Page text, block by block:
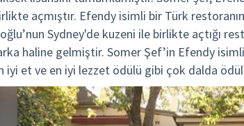
açmıştır. Efendy isimli bir Türk
Sydney'de kuzeni ile birlikte açtığı
haline gelmiştir. Somer Şef’in Efendy
iyi et ve en iyi lezzet ödülü gibi çok dalda ödül